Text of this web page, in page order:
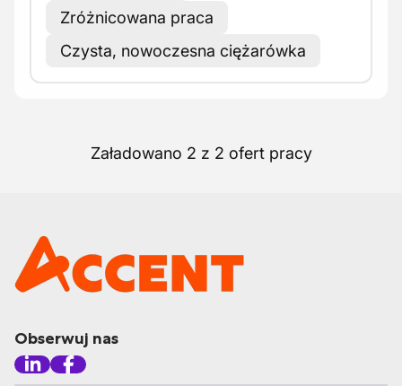
Zróżnicowana praca
Czysta, nowoczesna ciężarówka
Załadowano 2 z 2 ofert pracy
Obserwuj nas